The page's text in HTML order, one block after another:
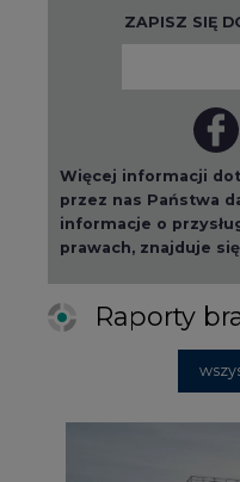
ZAPISZ SIĘ
Więcej informacji
przez nas Państwa
informacje o
prawach, znajduje
Raporty